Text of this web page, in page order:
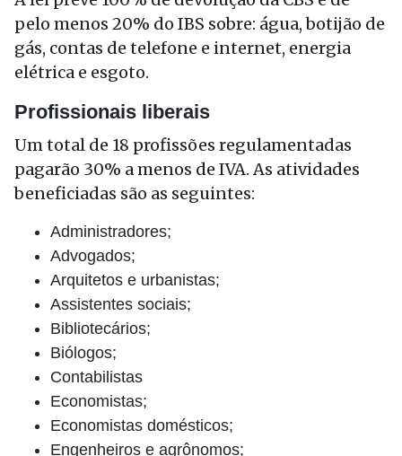
pelo menos 20% do IBS sobre: água, botijão de
gás, contas de telefone e internet, energia
elétrica e esgoto.
Profissionais liberais
Um total de 18 profissões regulamentadas
pagarão 30% a menos de IVA. As atividades
beneficiadas são as seguintes:
Administradores;
Advogados;
Arquitetos e urbanistas;
Assistentes sociais;
Bibliotecários;
Biólogos;
Contabilistas
Economistas;
Economistas domésticos;
Engenheiros e agrônomos;